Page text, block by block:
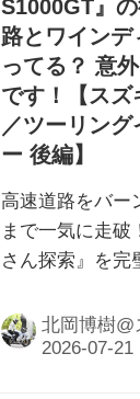
S1000GT』
路とワインデ
ってる？ 意
です！【スズ
／ツーリン
ー 後編】
高速道路をバー
まで一気に走破
さん探索』を完
クって……
北岡博樹@